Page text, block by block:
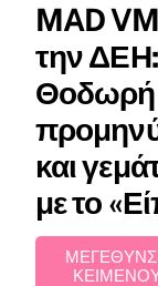
MAD
την
Θοδωρή
και
με το